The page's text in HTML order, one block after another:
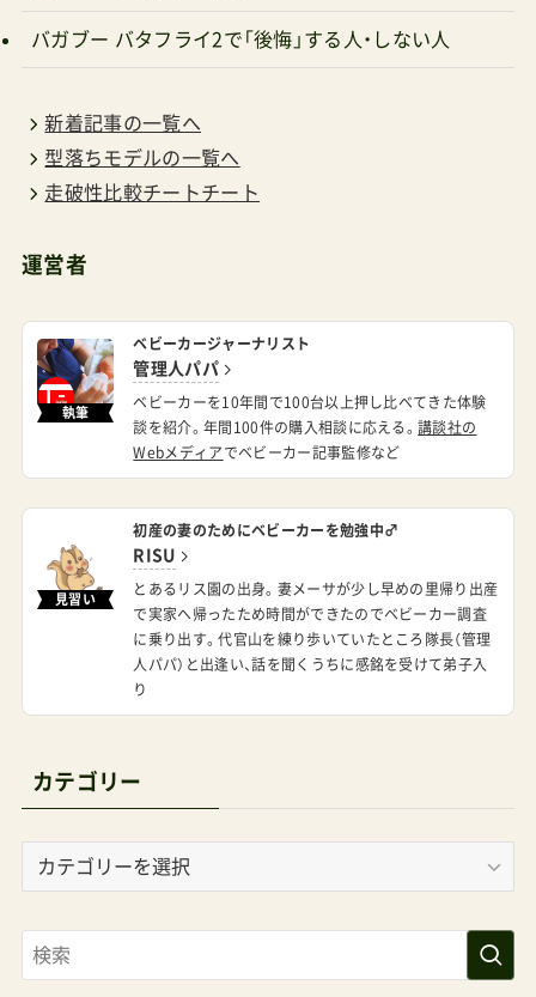
レビュー Amazonで探す 楽天市場で探す Yahoo!
で探す
バガブー バタフライ2で「後悔」する人・しない人
新着記事の一覧へ
型落ちモデルの一覧へ
走破性比較チートチート
運営者
執筆
ベビーカージャーナリスト
管理人パパ
ベビーカーを10年間で100台以上押し比べてきた体験
談を紹介。年間100件の購入相談に応える。講談社の
Webメディア でベビーカー記事監修など
見習い
初産の妻のためにベビーカーを勉強中♂
RISU
とあるリス園の出身。妻メーサが少し早めの里帰り出産
で実家へ帰ったため時間ができたのでベビーカー調査
に乗り出す。代官山を練り歩いていたところ隊長（管理
人パパ）と出逢い、話を聞くうちに感銘を受けて弟子入
り
カテゴリー
リ
ー